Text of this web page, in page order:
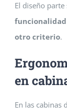
El diseño
otro criterio.
en
En las cabinas